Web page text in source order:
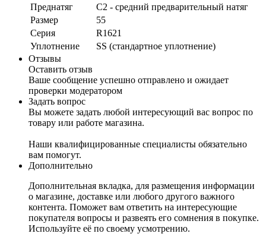
Преднатяг
C2 - средний предварительный натяг
Размер
55
Серия
R1621
Уплотнение
SS (стандартное уплотнение)
Отзывы
Оставить отзыв
Ваше сообщение успешно отправлено и ожидает
проверки модератором
Задать вопрос
Вы можете задать любой интересующий вас вопрос по
товару или работе магазина.
Наши квалифицированные специалисты обязательно
вам помогут.
Дополнительно
Дополнительная вкладка, для размещения информации
о магазине, доставке или любого другого важного
контента. Поможет вам ответить на интересующие
покупателя вопросы и развеять его сомнения в покупке.
Используйте её по своему усмотрению.